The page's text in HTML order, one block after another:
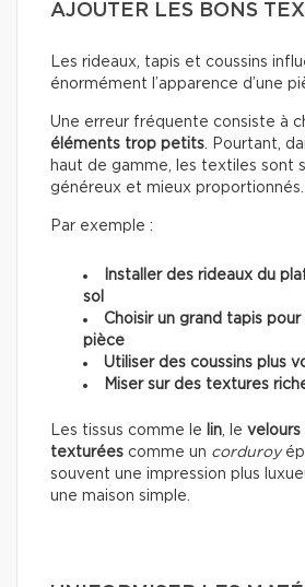
AJOUTER LES BONS
Les rideaux, tapis et coussins
énormément l’apparence d’une
Une erreur fréquente consiste à
éléments trop petits. Pourtant,
haut de gamme, les textiles sont
généreux et mieux proportionnés.
Par exemple :
Installer des rideaux du
sol
Choisir un grand tapis
pièce
Utiliser des coussins plus
Miser sur des textures
Les tissus comme le lin, le velours
texturées comme un corduroy
souvent une impression plus
une maison simple.